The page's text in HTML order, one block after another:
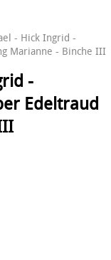
- Hick Ingrid -
Marianne - Binche III
-
Edeltraud